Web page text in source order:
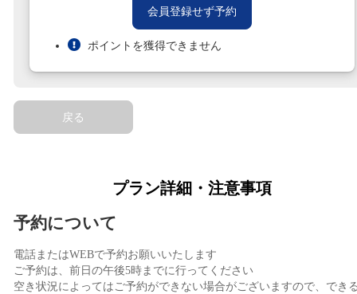
会員登録せず予約
ポイントを獲得できません
戻る
プラン詳細・注意事項
予約について
電話またはWEBで予約お願いいたします
ご予約は、前日の午後5時までに行ってください
空き状況によってはご予約ができない場合がございますので、でき